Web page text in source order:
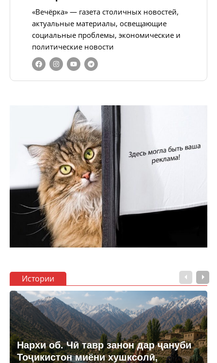
«Вечёрка» — газета столичных новостей,
актуальные материалы, освещающие
социальные проблемы, экономические и
политические новости
Истории
Нархи об. Чӣ тавр занон дар ҷануби
Тоҷикистон миёни хушксолӣ,